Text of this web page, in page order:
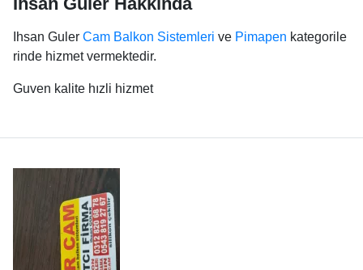
Ihsan Guler Cam Balkon Sistemleri ve Pimapen kategorile
rinde hizmet vermektedir.
Guven kalite hızli hizmet